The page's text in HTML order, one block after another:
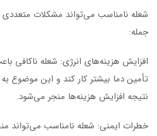
شعله نامناسب می‌تواند مشکلات متعددی
جمله:
افزایش هزینه‌های انرژی: شعله ناکافی
تأمین دما بیشتر کار کند و این موضوع
نتیجه افزایش هزینه‌ها منجر می‌شود.
خطرات ایمنی: شعله نامناسب می‌تواند